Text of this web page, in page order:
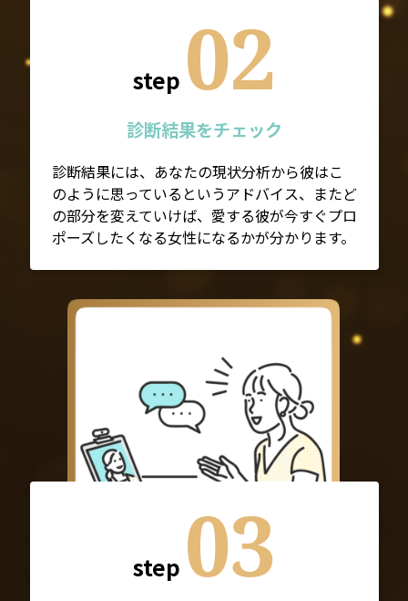
step 02
診断結果をチェック
診断結果には、あなたの現状分析から彼はこ
のように思っているというアドバイス、またど
の部分を変えていけば、愛する彼が今すぐプロ
ポーズしたくなる女性になるかが分かります。
step 03